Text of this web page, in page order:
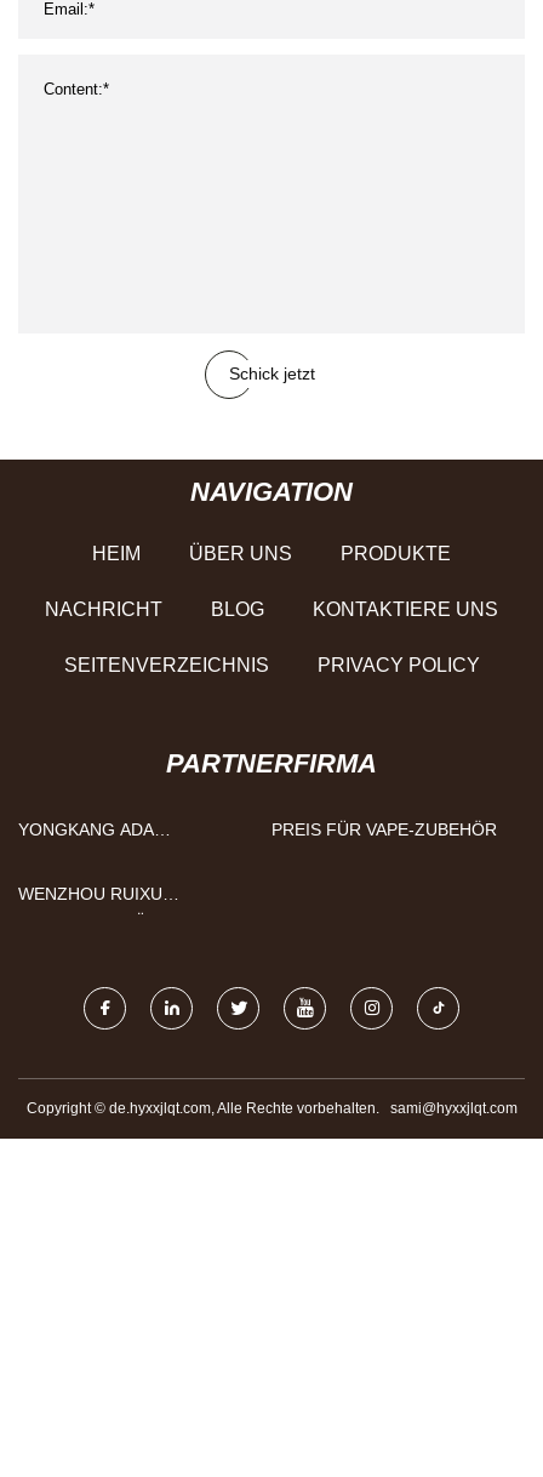
Schick jetzt
NAVIGATION
HEIM ÜBER UNS PRODUKTE
NACHRICHT BLOG KONTAKTIERE UNS
SEITENVERZEICHNIS PRIVACY POLICY
PARTNERFIRMA
YONGKANG ADA
CO., LTD
PREIS FÜR VAPE-ZUBEHÖR
WENZHOU RUIXU
Copyright © de.hyxxjlqt.com, Alle Rechte vorbehalten. sami@hyxxjlqt.com